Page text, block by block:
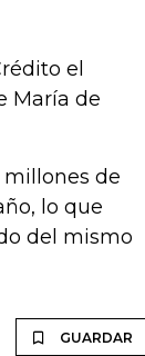
el
María de
de
lo que
del mismo
GUARDAR